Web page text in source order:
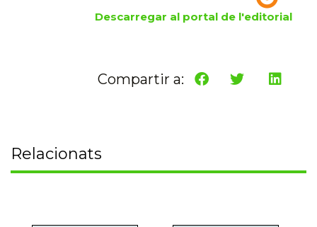
Descarregar al portal de l'editorial
Compartir a:
Relacionats